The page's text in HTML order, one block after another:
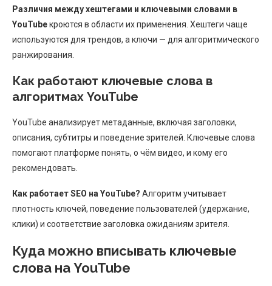
Различия между хештегами и ключевыми словами в
YouTubeкроются в области их применения. Хештеги чаще
используются для трендов, а ключи — для алгоритмического
ранжирования.
Как работают ключевые слова в
алгоритмах YouTube
YouTube анализирует метаданные, включая заголовки,
описания, субтитры и поведение зрителей. Ключевые слова
помогают платформе понять, о чём видео, и кому его
рекомендовать.
Как работает SEO на YouTube? Алгоритм учитывает
плотность ключей, поведение пользователей (удержание,
клики) и соответствие заголовка ожиданиям зрителя.
Куда можно вписывать ключевые
слова на YouTube